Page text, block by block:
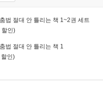
법 절대 안 틀리는 책 1~2권 세트
할인)
법 절대 안 틀리는 책 1
인)